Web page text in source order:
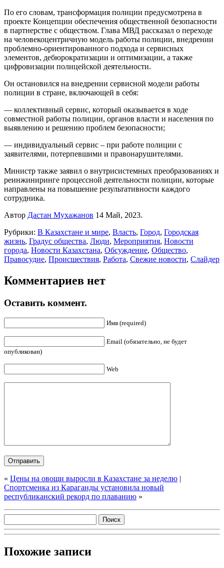
По его словам, трансформация полиции предусмотрена в
проекте Концепции обеспечения общественной безопасности
в партнерстве с обществом. Глава МВД рассказал о переходе
на человекоцентричную модель работы полиции, внедрении
проблемно-ориентированного подхода и сервисных
элементов, дебюрократизации и оптимизации, а также
цифровизации полицейской деятельности.
Он остановился на внедрении сервисной модели работы
полиции в стране, включающей в себя:
— коллективный сервис, который оказывается в ходе
совместной работы полиции, органов власти и населения по
выявлению и решению проблем безопасности;
— индивидуальный сервис – при работе полиции с
заявителями, потерпевшими и правонарушителями.
Министр также заявил о внутрисистемных преобразованиях и
реинжиниринге процессной деятельности полиции, которые
направлены на повышение результативности каждого
сотрудника.
Автор Дастан Мухажанов 14 Май, 2023.
Рубрики: В Казахстане и мире, Власть, Город, Городская
жизнь, Градус общества, Люди, Мероприятия, Новости
города, Новости Казахстана, Обсуждение, Общество,
Правосудие, Происшествия, Работа, Свежие новости, Слайдер
Комментариев нет
Оставить коммент.
Имя (required)
Email (обязательно, не будет
опубликован)
Web
« Цены на овощи выросли в Казахстане за неделю |
Спортсменка из Караганды установила новый
республиканский рекорд по плаванию »
Похожие записи